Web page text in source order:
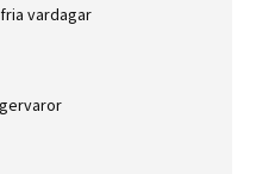
vardagar